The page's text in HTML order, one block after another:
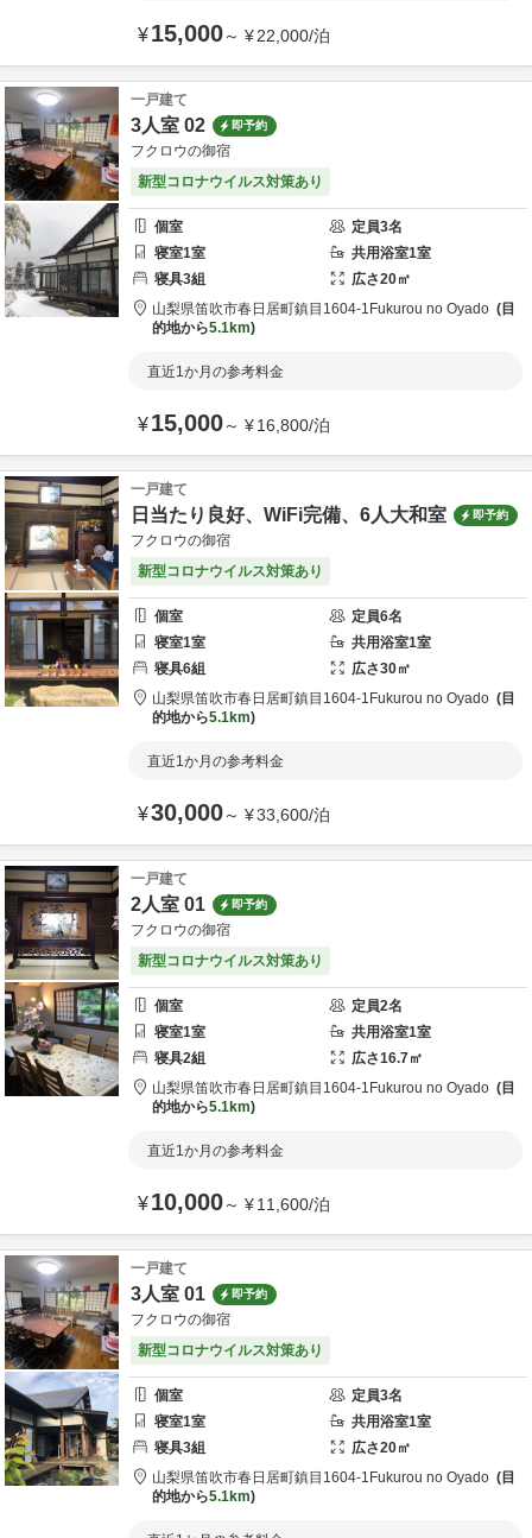
¥15,000～ ¥22,000/泊
一戸建て
3人室 02 即予約
フクロウの御宿
新型コロナウイルス対策あり
個室 定員3名
寝室1室 共用浴室1室
寝具3組 広さ20㎡
山梨県笛吹市春日居町鎮目1604-1 Fukurou no Oyado
目
的地から5.1km
直近1か月の参考料金
¥15,000～ ¥16,800/泊
一戸建て
日当たり良好、WiFi完備、6人大和室 即予約
フクロウの御宿
新型コロナウイルス対策あり
個室 定員6名
寝室1室 共用浴室1室
寝具6組 広さ30㎡
山梨県笛吹市春日居町鎮目1604-1 Fukurou no Oyado
目
的地から5.1km
直近1か月の参考料金
¥30,000～ ¥33,600/泊
一戸建て
2人室 01 即予約
フクロウの御宿
新型コロナウイルス対策あり
個室 定員2名
寝室1室 共用浴室1室
寝具2組 広さ16.7㎡
山梨県笛吹市春日居町鎮目1604-1 Fukurou no Oyado
目
的地から5.1km
直近1か月の参考料金
¥10,000～ ¥11,600/泊
一戸建て
3人室 01 即予約
フクロウの御宿
新型コロナウイルス対策あり
個室 定員3名
寝室1室 共用浴室1室
寝具3組 広さ20㎡
山梨県笛吹市春日居町鎮目1604-1 Fukurou no Oyado
目
的地から5.1km